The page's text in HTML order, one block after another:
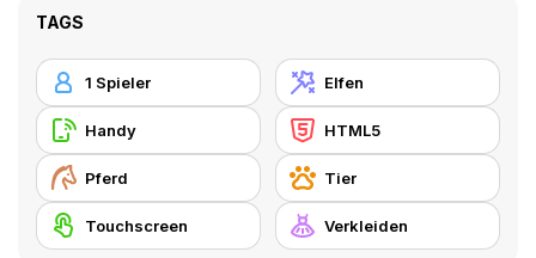
TAGS
1 Spieler Elfen
Handy HTML5
Pferd Tier
Touchscreen Verkleiden